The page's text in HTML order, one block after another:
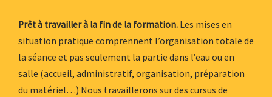
Prêt à travailler à la fin de la formation. Les mises en
situation pratique comprennent l’organisation totale de
la séance et pas seulement la partie dans l’eau ou en
salle (accueil, administratif, organisation, préparation
du matériel…) Nous travaillerons sur des cursus de